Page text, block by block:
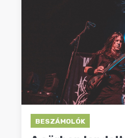
BESZÁMOLÓK